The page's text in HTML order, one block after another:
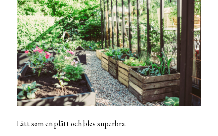
Lätt som en plätt och blev superbra.